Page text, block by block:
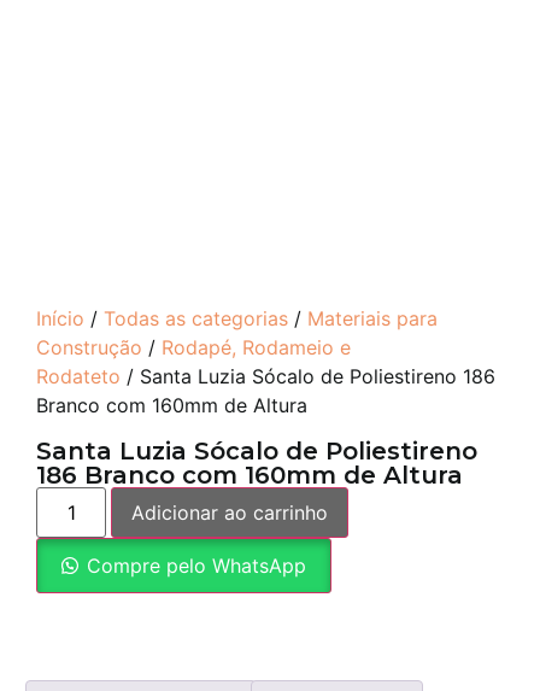
Início / Todas as categorias / Materiais para
Construção / Rodapé, Rodameio e
Rodateto / Santa Luzia Sócalo de Poliestireno 186
Branco com 160mm de Altura
Santa Luzia Sócalo de Poliestireno
186 Branco com 160mm de Altura
Adicionar ao carrinho
Compre pelo WhatsApp